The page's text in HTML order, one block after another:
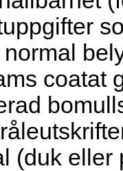
coatat
(duk eller